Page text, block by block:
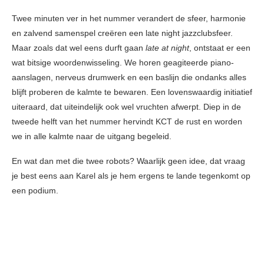
Twee minuten ver in het nummer verandert de sfeer, harmonie
en zalvend samenspel creëren een late night jazzclubsfeer.
Maar zoals dat wel eens durft gaan late at night, ontstaat er een
wat bitsige woordenwisseling. We horen geagiteerde piano-
aanslagen, nerveus drumwerk en een baslijn die ondanks alles
blijft proberen de kalmte te bewaren. Een lovenswaardig initiatief
uiteraard, dat uiteindelijk ook wel vruchten afwerpt. Diep in de
tweede helft van het nummer hervindt KCT de rust en worden
we in alle kalmte naar de uitgang begeleid.
En wat dan met die twee robots? Waarlijk geen idee, dat vraag
je best eens aan Karel als je hem ergens te lande tegenkomt op
een podium.